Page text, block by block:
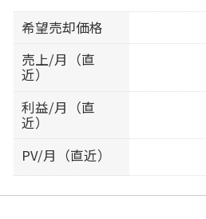
希望売却価格
売上/月（直
近）
利益/月（直
近）
PV/月（直近）